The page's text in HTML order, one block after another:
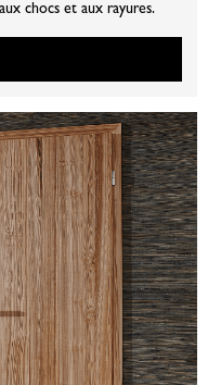
chocs et aux rayures.